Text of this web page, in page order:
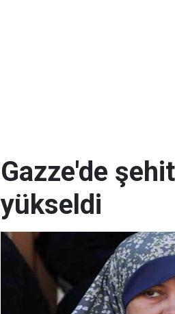
Gazze'de
yükseldi